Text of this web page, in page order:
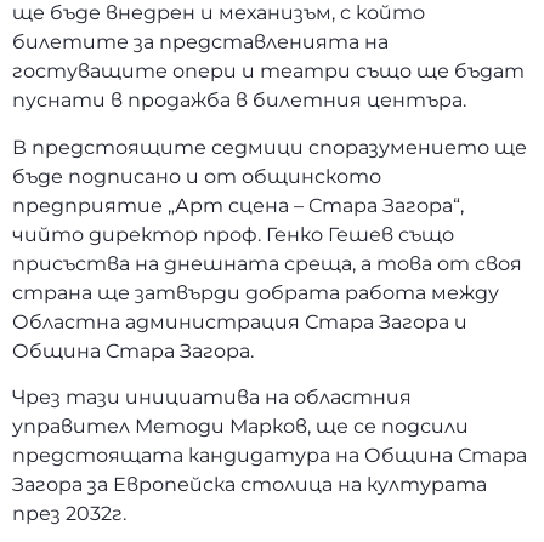
ще бъде внедрен и механизъм, с който
билетите за представленията на
гостуващите опери и театри също ще бъдат
пуснати в продажба в билетния центъра.
В предстоящите седмици споразумението ще
бъде подписано и от общинското
предприятие „Арт сцена – Стара Загора“,
чийто директор проф. Генко Гешев също
присъства на днешната среща, а това от своя
страна ще затвърди добрата работа между
Областна администрация Стара Загора и
Община Стара Загора.
Чрез тази инициатива на областния
управител Методи Марков, ще се подсили
предстоящата кандидатура на Община Стара
Загора за Европейска столица на културата
през 2032г.